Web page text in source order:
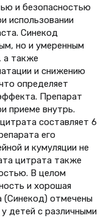
и безопасностью
использовании
Синекод
но и умеренным
а также
и снижению
определяет
Препарат
приеме внутрь.
составляет 6
его
и кумуляции не
цитрата также
В целом
и хорошая
(Синекод) отмечены
детей с различными